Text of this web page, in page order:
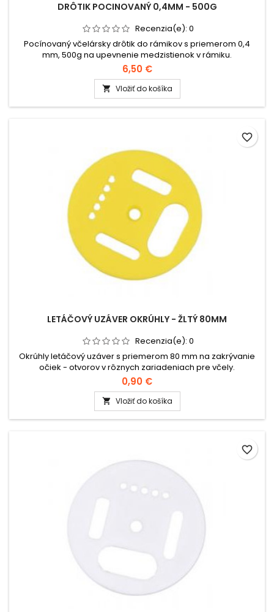
DRÔTIK POCINOVANÝ 0,4MM - 500G
Recenzia(e): 0
Pocínovaný včelársky drôtik do rámikov s priemerom 0,4
mm, 500g na upevnenie medzistienok v rámiku.
6,50 €
 Vložiť do košíka
LETÁČOVÝ UZÁVER OKRÚHLY - ŽLTÝ 80MM
Recenzia(e): 0
Okrúhly letáčový uzáver s priemerom 80 mm na zakrývanie
očiek - otvorov v rôznych zariadeniach pre včely.
0,90 €
 Vložiť do košíka
favorite_border
favorite_border